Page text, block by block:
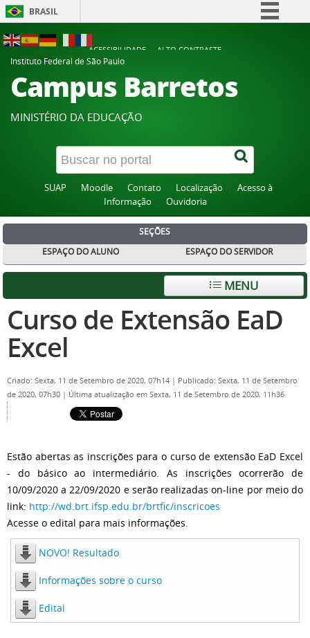
BRASIL
Participe
Acesso à informação
Canais
ACESSIBILIDADE
ALTO CONTRASTE
Instituto Federal de São Paulo
Campus Barretos
MINISTÉRIO DA EDUCAÇÃO
SUAP Moodle Contato Localização
Acesso à
Informação
Ouvidoria
SEÇÕES
ESPAÇO DO ALUNO
ESPAÇO DO SERVIDOR
MENU
Curso de Extensão EaD
Excel
Criado: Sexta, 11 de Setembro de 2020, 07h14 | Publicado: Sexta, 11 de Setembro
de 2020, 07h30 | Última atualização em Sexta, 11 de Setembro de 2020, 11h36
Estão abertas as inscrições para o curso de extensão EaD Excel
- do básico ao intermediário. As inscrições ocorrerão de
10/09/2020 a 22/09/2020 e serão realizadas on-line por meio do
link: http://wd.brt.ifsp.edu.br/brtfic/inscricoes
Acesse o edital para mais informações.
NOVO! Resultado
Informações sobre o curso
Edital